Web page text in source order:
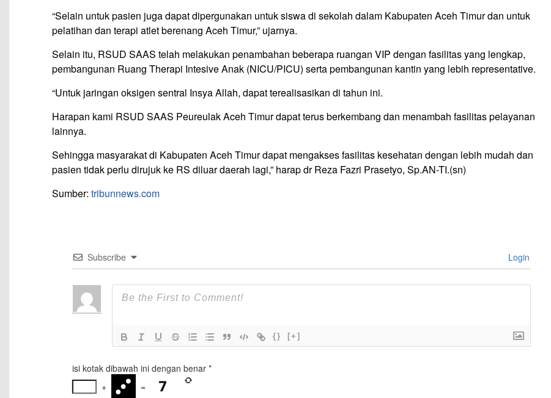
“Selain untuk pasien juga dapat dipergunakan untuk siswa di sekolah dalam Kabupaten Aceh Timur dan untuk
pelatihan dan terapi atlet berenang Aceh Timur,” ujarnya.
Selain itu, RSUD SAAS telah melakukan penambahan beberapa ruangan VIP dengan fasilitas yang lengkap,
pembangunan Ruang Therapi Intesive Anak (NICU/PICU) serta pembangunan kantin yang lebih representative.
“Untuk jaringan oksigen sentral Insya Allah, dapat terealisasikan di tahun ini.
Harapan kami RSUD SAAS Peureulak Aceh Timur dapat terus berkembang dan menambah fasilitas pelayanan
lainnya.
Sehingga masyarakat di Kabupaten Aceh Timur dapat mengakses fasilitas kesehatan dengan lebih mudah dan
pasien tidak perlu dirujuk ke RS diluar daerah lagi,” harap dr Reza Fazri Prasetyo, Sp.AN-TI.(sn)
Sumber: tribunnews.com
Subscribe Login
{} [+]
isi kotak dibawah ini dengan benar*
+
=